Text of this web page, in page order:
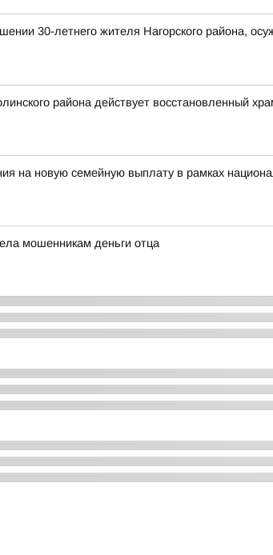
30-летнего жителя Нагорского района,
района действует восстановленный
на новую семейную выплату в рамках
мошенникам деньги отца